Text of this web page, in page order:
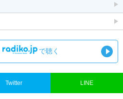
で聴く
Twitter LINE